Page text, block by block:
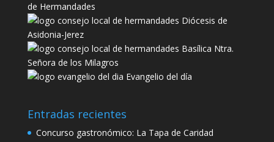
de Hermandades
Diócesis de
Asidonia-Jerez
Basílica Ntra.
Señora de los Milagros
Evangelio del día
Entradas recientes
Concurso gastronómico: La Tapa de Caridad